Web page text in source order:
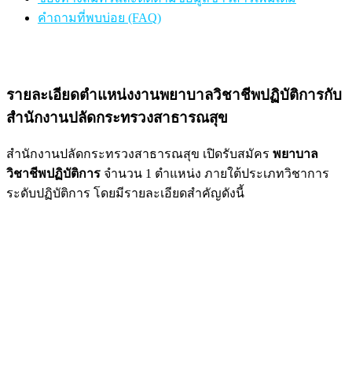
คำถามที่พบบ่อย (FAQ)
รายละเอียดตำแหน่งงานพยาบาลวิชาชีพปฏิบัติการกับ
สำนักงานปลัดกระทรวงสาธารณสุข
สำนักงานปลัดกระทรวงสาธารณสุข เปิดรับสมัคร พยาบาล
วิชาชีพปฏิบัติการ จำนวน 1 ตำแหน่ง ภายใต้ประเภทวิชาการ
ระดับปฏิบัติการ โดยมีรายละเอียดสำคัญดังนี้